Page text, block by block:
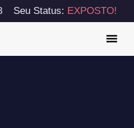
Seu Status: EXPOSTO!